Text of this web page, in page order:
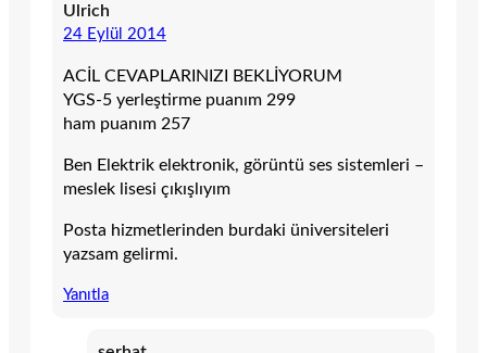
Ulrich
24 Eylül 2014
ACİL CEVAPLARINIZI BEKLİYORUM
YGS-5 yerleştirme puanım 299
ham puanım 257
Ben Elektrik elektronik, görüntü ses sistemleri –
meslek lisesi çıkışlıyım
Posta hizmetlerinden burdaki üniversiteleri
yazsam gelirmi.
Yanıtla